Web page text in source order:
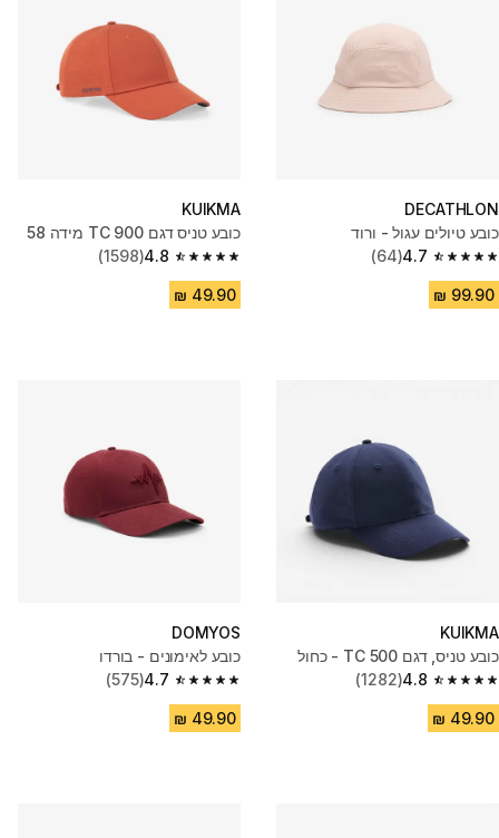
DECATHLON
כובע טיולים עגול - ורוד
4.7
4.7 out of 5 stars from 64 reviews
(64)
KUIKMA
כובע טניס דגם TC 900 מידה 58
4.8
4.8 out of 5 stars from 1598 reviews
(1598)
KUIKMA
כובע טניס, דגם TC 500 - כחול
4.8
4.8 out of 5 stars from 1282 reviews
(1282)
DOMYOS
כובע לאימונים - בורדו
4.7
4.7 out of 5 stars from 575 reviews
(575)